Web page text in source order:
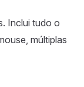
Inclui tudo o
múltiplas